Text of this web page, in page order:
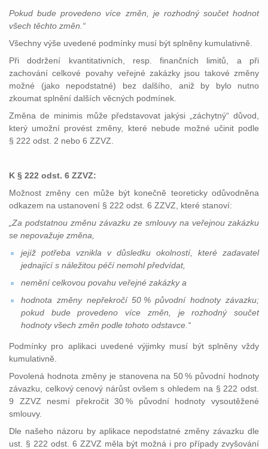
Pokud bude provedeno více změn, je rozhodný součet hodnot
všech těchto změn.“
Všechny výše uvedené podmínky musí být splněny kumulativně.
Při dodržení kvantitativních, resp. finančních limitů, a při
zachování celkové povahy veřejné zakázky jsou takové změny
možné (jako nepodstatné) bez dalšího, aniž by bylo nutno
zkoumat splnění dalších věcných podmínek.
Změna de minimis může představovat jakýsi „záchytný“ důvod,
který umožní provést změny, které nebude možné učinit podle
§ 222 odst. 2 nebo 6 ZZVZ.
K § 222 odst. 6 ZZVZ:
Možnost změny cen může být konečně teoreticky odůvodněna
odkazem na ustanovení § 222 odst. 6 ZZVZ, které stanoví:
„Za podstatnou změnu závazku ze smlouvy na veřejnou zakázku
se nepovažuje změna,
jejíž potřeba vznikla v důsledku okolností, které zadavatel
jednající s náležitou péčí nemohl předvídat,
nemění celkovou povahu veřejné zakázky a
hodnota změny nepřekročí 50 % původní hodnoty závazku;
pokud bude provedeno více změn, je rozhodný součet
hodnoty všech změn podle tohoto odstavce.“
Podmínky pro aplikaci uvedené výjimky musí být splněny vždy
kumulativně.
Povolená hodnota změny je stanovena na 50 % původní hodnoty
závazku, celkový cenový nárůst ovšem s ohledem na § 222 odst.
9 ZZVZ nesmí překročit 30 % původní hodnoty vysoutěžené
smlouvy.
Dle našeho názoru by aplikace nepodstatné změny závazku dle
ust. § 222 odst. 6 ZZVZ měla být možná i pro případy zvyšování